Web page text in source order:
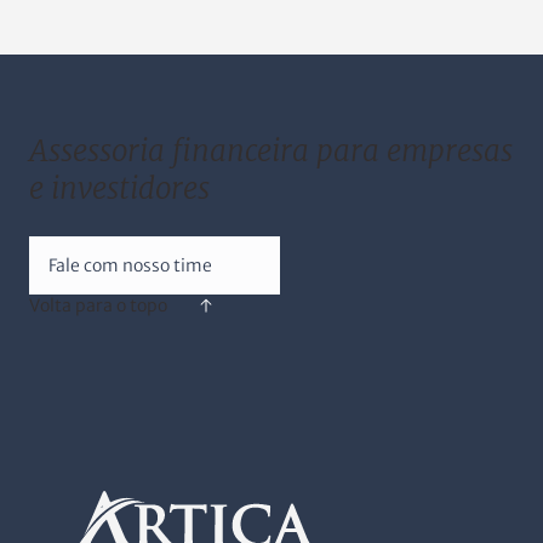
Assessoria financeira para empresas
e investidores
Fale com nosso time
Volta para o topo